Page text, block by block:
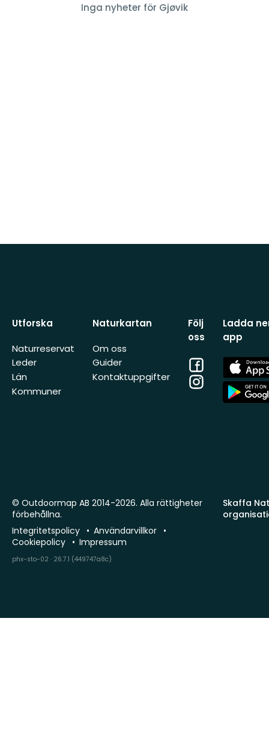
Inga nyheter för Gjøvik
Utforska
Naturreservat
Leder
Län
Kommuner
Naturkartan
Om oss
Guider
Kontaktuppgifter
Följ
oss
Facebook
Instagram
Ladda
app
App
Store
App
Store
Skaffa
© Outdoormap AB 2014-2026. Alla rättigheter
förbehållna.
Integritetspolicy
Användarvillkor
Cookiepolicy
Impressum
phx-sto-02 · 26.7.1 (449747a8c)